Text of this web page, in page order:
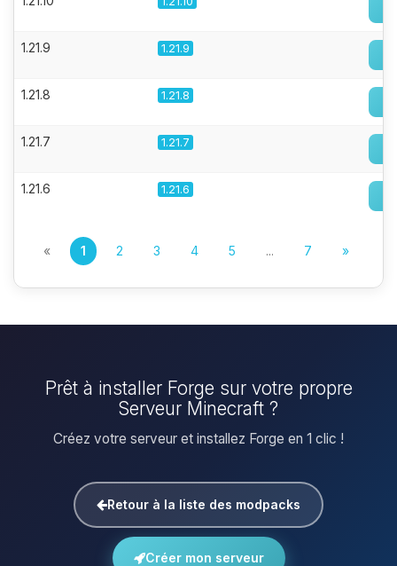
1.21.9 1.21.9
1.21.8 1.21.8
1.21.7 1.21.7
1.21.6 1.21.6
« 1 2 3 4 5 ... 7 »
Prêt à installer Forge sur votre propre
Serveur Minecraft ?
Créez votre serveur et installez Forge en 1 clic !
Retour à la liste des modpacks
Créer mon serveur